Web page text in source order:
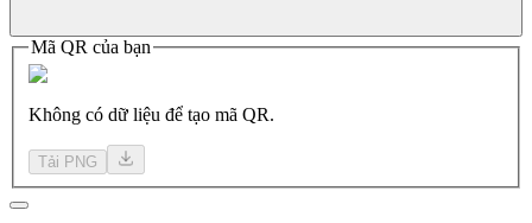
Mã QR của bạn
Không có dữ liệu để tạo mã QR.
Tải PNG